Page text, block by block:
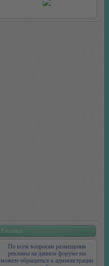
Реклама
По всем вопросам размещения
рекламы на данном форуме вы
можете обращаться к администрации